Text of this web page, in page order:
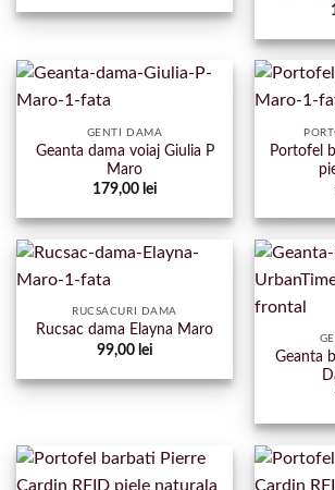
GENTI DAMA
Geanta dama voiaj Giulia P
Maro
179,00 lei
Portofel
RUCSACURI DAMA
Rucsac dama Elayna Maro
99,00 lei
Geanta